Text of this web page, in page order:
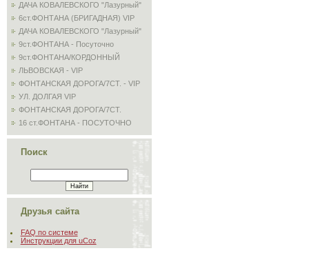
ДАЧА КОВАЛЕВСКОГО "Лазурный"
6ст.ФОНТАНА (БРИГАДНАЯ) VIP
ДАЧА КОВАЛЕВСКОГО "Лазурный"
9ст.ФОНТАНА - Посуточно
9ст.ФОНТАНА/КОРДОННЫЙ
ЛЬВОВСКАЯ - VIP
ФОНТАНСКАЯ ДОРОГА/7СТ. - VIP
УЛ. ДОЛГАЯ VIP
ФОНТАНСКАЯ ДОРОГА/7СТ.
16 ст.ФОНТАНА - ПОСУТОЧНО
Поиск
Друзья сайта
FAQ по системе
Инструкции для uCoz